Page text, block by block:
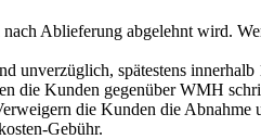
Ablieferung abgelehnt wird.
unverzüglich, spätestens
die Kunden gegenüber WMH
die Kunden die
Gebühr.